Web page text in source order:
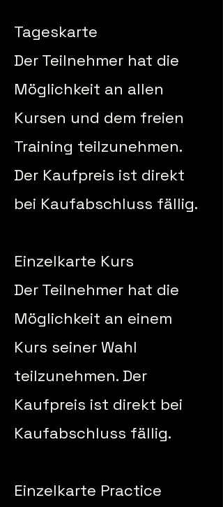
Tageskarte
Der Teilnehmer hat die
Möglichkeit an allen
Kursen und dem freien
Training teilzunehmen.
Der Kaufpreis ist direkt
bei Kaufabschluss fällig.
Einzelkarte Kurs
Der Teilnehmer hat die
Möglichkeit an einem
Kurs seiner Wahl
teilzunehmen. Der
Kaufpreis ist direkt bei
Kaufabschluss fällig.
Einzelkarte Practice